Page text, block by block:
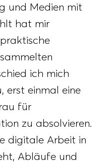
und Medien mit
hat mir
ich mich
erst einmal eine
für
zu absolvieren.
digitale Arbeit in
Abläufe und